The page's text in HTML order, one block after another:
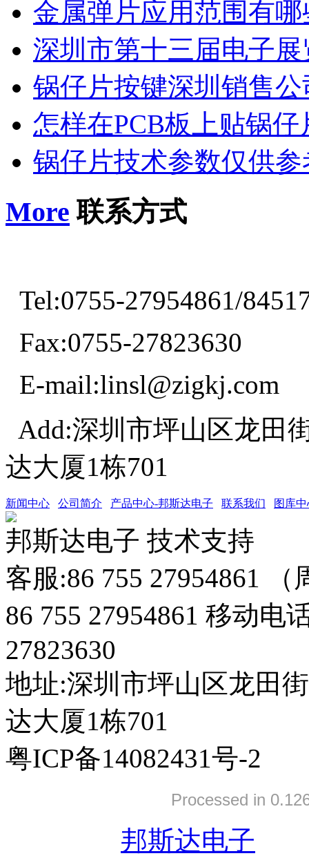
金属弹片应用范围有哪
深圳市第十三届电子展
锅仔片按键深圳销售公
怎样在PCB板上贴锅仔
锅仔片技术参数仅供参
More 联系方式
Tel:0755-27954861/
Fax:0755-27823630
E-mail:linsl@zigkj.com
Add:深圳市坪山区龙田
达大厦1栋701
新闻中心 公司简介 产品中心-邦斯达电子 联系我们 图库
邦斯达电子 技术支持
客服:86 755 27954861
86 755 27954861 移动电
27823630
地址:深圳市坪山区龙田
达大厦1栋701
粤ICP备14082431号-2
Processed in
邦斯达电子